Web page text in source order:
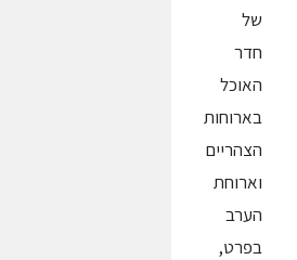
של
חדר
האוכל
בארוחות
הצהריים
וארוחת
הערב
בפרט,